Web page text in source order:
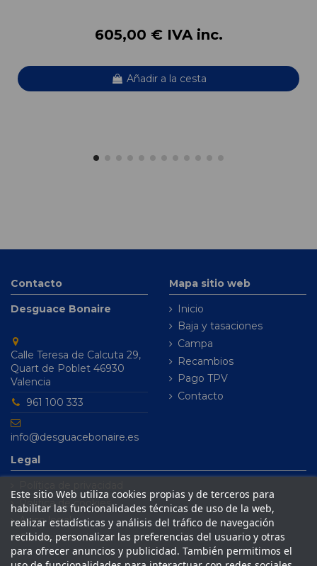
605,00 € IVA inc.
Añadir a la cesta
Contacto
Desguace Bonaire
Calle Teresa de Calcuta 29,
Quart de Poblet 46930
Valencia
961 100 333
info@desguacebonaire.es
Mapa sitio web
Inicio
Baja y tasaciones
Campa
Recambios
Pago TPV
Contacto
Legal
Política de cookies
Aviso legal
Condiciones de venta
Este sitio Web utiliza cookies propias y de terceros para
habilitar las funcionalidades técnicas de uso de la web,
realizar estadísticas y análisis del tráfico de navegación
recibido, personalizar las preferencias del usuario y otras
para ofrecer anuncios y publicidad. También permitimos el